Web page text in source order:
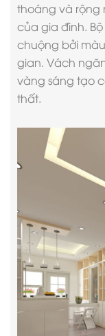
thoáng và rộng
của gia đình.
chuộng bởi
gian. Vách
vàng sáng tạo
thất.